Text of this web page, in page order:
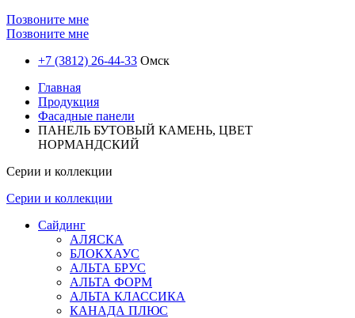
Позвоните мне
Позвоните мне
+7 (3812) 26-44-33 Омск
Главная
Продукция
Фасадные панели
ПАНЕЛЬ БУТОВЫЙ КАМЕНЬ, ЦВЕТ
НОРМАНДСКИЙ
Серии и коллекции
Серии и коллекции
Сайдинг
АЛЯСКА
БЛОКХАУС
АЛЬТА БРУС
АЛЬТА ФОРМ
АЛЬТА КЛАССИКА
КАНАДА ПЛЮС